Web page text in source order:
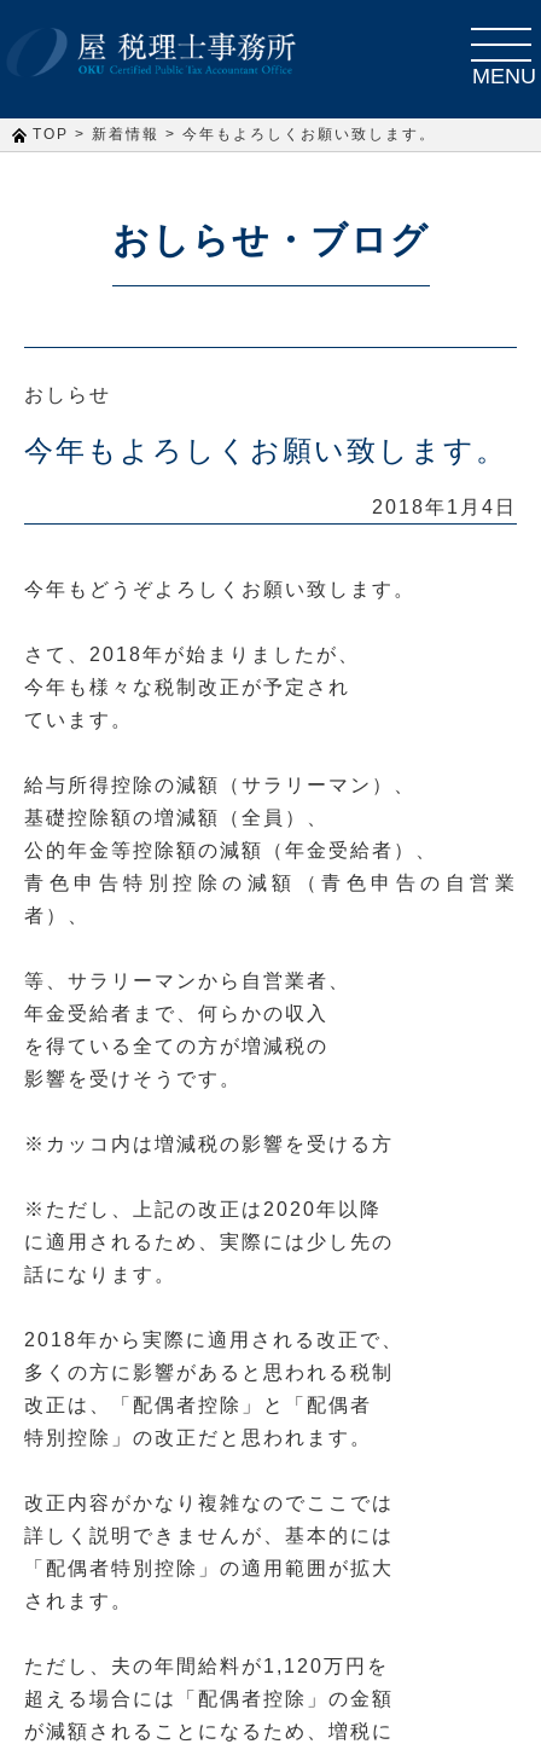
toggle
MENU
TOP > 新着情報 > 今年もよろしくお願い致します。
おしらせ・ブログ
おしらせ
今年もよろしくお願い致します。
2018年1月4日
今年もどうぞよろしくお願い致します。
さて、2018年が始まりましたが、
今年も様々な税制改正が予定され
ています。
給与所得控除の減額（サラリーマン）、
基礎控除額の増減額（全員）、
公的年金等控除額の減額（年金受給者）、
青色申告特別控除の減額（青色申告の自営業
者）、
等、サラリーマンから自営業者、
年金受給者まで、何らかの収入
を得ている全ての方が増減税の
影響を受けそうです。
※カッコ内は増減税の影響を受ける方
※ただし、上記の改正は2020年以降
に適用されるため、実際には少し先の
話になります。
2018年から実際に適用される改正で、
多くの方に影響があると思われる税制
改正は、「配偶者控除」と「配偶者
特別控除」の改正だと思われます。
改正内容がかなり複雑なのでここでは
詳しく説明できませんが、基本的には
「配偶者特別控除」の適用範囲が拡大
されます。
ただし、夫の年間給料が1,120万円を
超える場合には「配偶者控除」の金額
が減額されることになるため、増税に